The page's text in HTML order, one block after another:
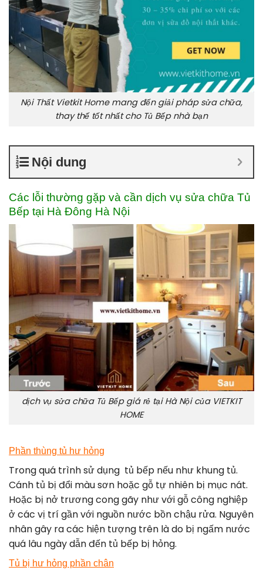
Nội Thất Vietkit Home mang đến giải pháp sửa chữa,
thay thế tốt nhất cho Tủ Bếp nhà bạn
Nội dung
Các lỗi thường gặp và cần dịch vụ sửa chữa Tủ
Bếp tại Hà Đông Hà Nội
dịch vụ sửa chữa Tủ Bếp giá rẻ tại Hà Nội của VIETKIT
HOME
Phần thùng tủ hư hỏng
Trong quá trình sử dụng tủ bếp nếu như khung tủ.
Cánh tủ bị đổi màu sơn hoặc gỗ tự nhiên bị mục nát.
Hoặc bị nở trương cong gãy như với gỗ công nghiệp
ở các vị trí gần với nguồn nước bồn chậu rửa. Nguyên
nhân gây ra các hiện tượng trên là do bị ngấm nước
quá lâu ngày dẫn đến tủ bếp bị hỏng.
Tủ bị hư hỏng phần chân